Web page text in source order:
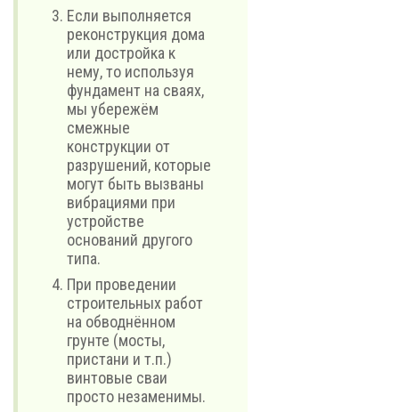
Если выполняется
реконструкция дома
или достройка к
нему, то используя
фундамент на сваях,
мы убережём
смежные
конструкции от
разрушений, которые
могут быть вызваны
вибрациями при
устройстве
оснований другого
типа.
При проведении
строительных работ
на обводнённом
грунте (мосты,
пристани и т.п.)
винтовые сваи
просто незаменимы.